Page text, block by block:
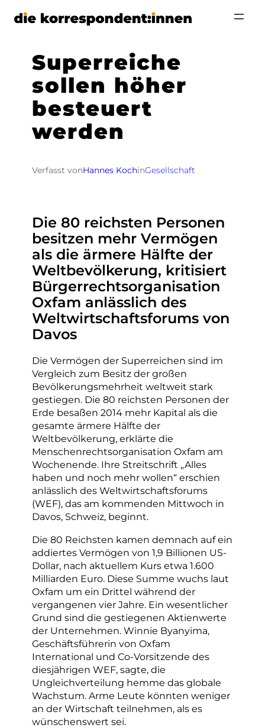
Zum
Superreiche
sollen höher
besteuert
werden
Verfasst vonHannes KochinGesellschaft
Die 80 reichsten Personen
besitzen mehr Vermögen
als die ärmere Hälfte der
Weltbevölkerung, kritisiert
Bürgerrechtsorganisation
Oxfam anlässlich des
Weltwirtschaftsforums von
Davos
Die Vermögen der Superreichen sind im
Vergleich zum Besitz der großen
Bevölkerungsmehrheit weltweit stark
gestiegen. Die 80 reichsten Personen der
Erde besaßen 2014 mehr Kapital als die
gesamte ärmere Hälfte der
Weltbevölkerung, erklärte die
Menschenrechtsorganisation Oxfam am
Wochenende. Ihre Streitschrift „Alles
haben und noch mehr wollen“ erschien
anlässlich des Weltwirtschaftsforums
(WEF), das am kommenden Mittwoch in
Davos, Schweiz, beginnt.
Die 80 Reichsten kamen demnach auf ein
addiertes Vermögen von 1,9 Billionen US-
Dollar, nach aktuellem Kurs etwa 1.600
Milliarden Euro. Diese Summe wuchs laut
Oxfam um ein Drittel während der
vergangenen vier Jahre. Ein wesentlicher
Grund sind die gestiegenen Aktienwerte
der Unternehmen. Winnie Byanyima,
Geschäftsführerin von Oxfam
International und Co-Vorsitzende des
diesjährigen WEF, sagte, die
Ungleichverteilung hemme das globale
Wachstum. Arme Leute könnten weniger
an der Wirtschaft teilnehmen, als es
wünschenswert sei.